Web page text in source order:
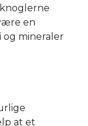
en
og mineraler
at et